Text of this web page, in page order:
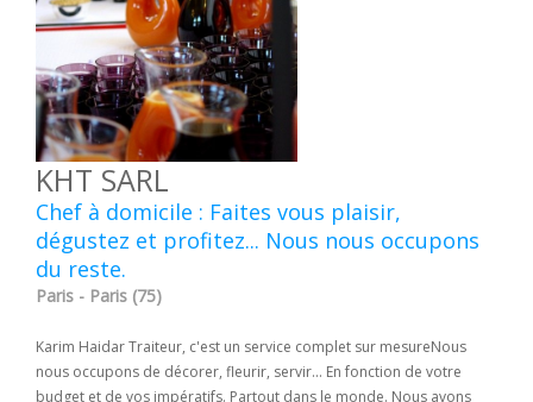
KHT SARL
Chef à domicile : Faites vous plaisir,
dégustez et profitez... Nous nous occupons
du reste.
Paris - Paris (75)
Karim Haidar Traiteur, c'est un service complet sur mesureNous
nous occupons de décorer, fleurir, servir... En fonction de votre
budget et de vos impératifs. Partout dans le monde. Nous avons